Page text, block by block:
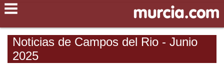
Noticias de Campos del Rio - Junio
2025